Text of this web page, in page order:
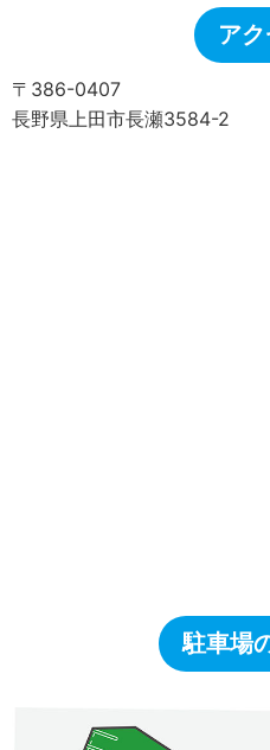
ア
〒386-0407
長野県上田市長瀬3584-2
駐車場